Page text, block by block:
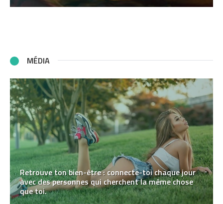
MÉDIA
Retrouve ton bien-être : connecte-toi chaque jour
avec des personnes qui cherchent la même chose
que toi.